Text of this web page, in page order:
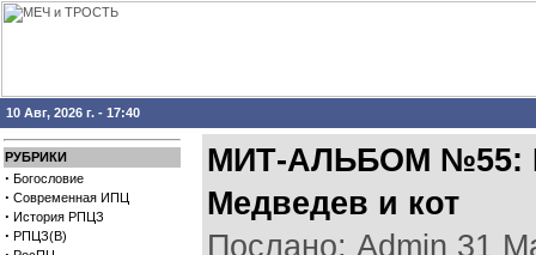
10 Авг, 2026 г. - 17:40
РУБРИКИ
· Богословие
· Современная ИПЦ
· История РПЦЗ
· РПЦЗ(В)
МИТ-АЛЬБОМ №55:
Медведев и кот
Послано: Admin 31